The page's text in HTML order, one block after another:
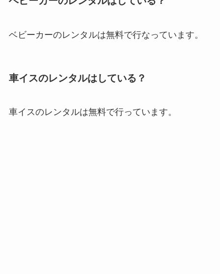
ベビーカーのレンタルは無料で行なっています。
車イスのレンタルはしている？
車イスのレンタルは無料で行っています。